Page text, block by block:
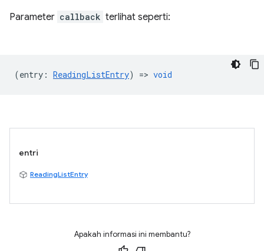
Parameter callback terlihat seperti:
(entry : ReadingListEntry) => void
entri
ReadingListEntry
Apakah informasi ini membantu?